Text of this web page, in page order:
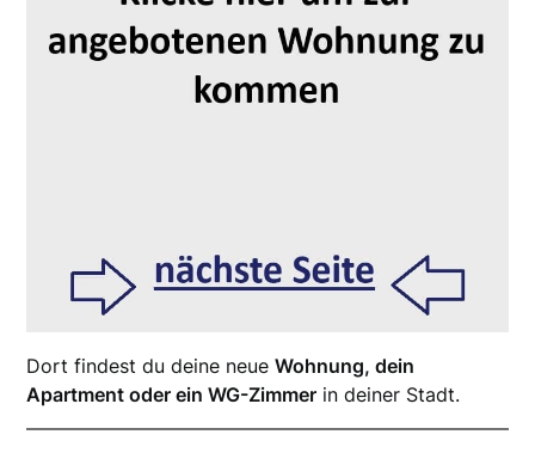
Dort findest du deine neueWohnung, dein
Apartment oder ein WG-Zimmer in deiner Stadt.